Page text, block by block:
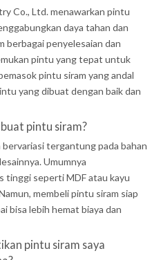
Co., Ltd. menawarkan pintu
daya tahan dan
berbagai penyelesaian dan
pintu yang tepat untuk
pintu siram yang andal
yang dibuat dengan baik dan
pintu siram?
tergantung pada bahan
Umumnya
tinggi seperti MDF atau kayu
membeli pintu siram siap
bisa lebih hemat biaya dan
pintu siram saya